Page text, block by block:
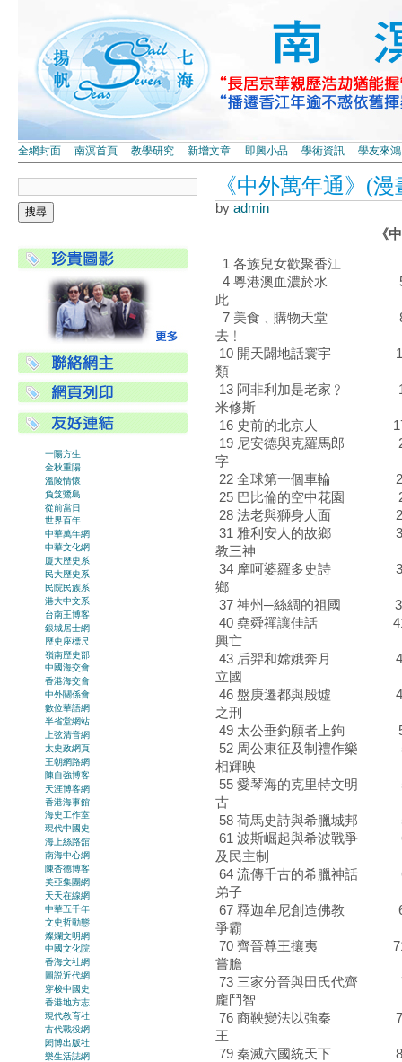
全網封面 南溟首頁 教學研究 新增文章 即興小品 學術資訊 學友來鴻
《中外萬年通》(
by admin
《中
1 各族兒女歡聚香江
4 粵港澳血濃於水 5
此
7 美食﹑購物天堂 8
去﹗
10 開天闢地話寰宇 11
類
13 阿非利加是老家﹖
米修斯
16 史前的北京人 17
19 尼安德與克羅馬郎 20
字
22 全球第一個車輪 23
25 巴比倫的空中花園
28 法老與獅身人面 29
31 雅利安人的故鄉 32
教三神
34 摩呵婆羅多史詩 35
鄉
37 神州─絲綢的祖國
40 堯舜禪讓佳話 41
興亡
43 后羿和嫦娥奔月
立國
46 盤庚遷都與殷墟 47
之刑
49 太公垂釣願者上鉤
52 周公東征及制禮作樂
相輝映
55 愛琴海的克里特文明
古
58 荷馬史詩與希臘城邦
61 波斯崛起與希波戰爭
及民主制
64 流傳千古的希臘神話
弟子
67 釋迦牟尼創造佛教 68
爭霸
70 齊晉尊王攘夷 71
嘗膽
73 三家分晉與田氏代齊
龐鬥智
76 商鞅變法以強秦 77
王
79 秦滅六國統天下 80
一陽方生
金秋重陽
溫陵情懷
負笈鷺島
從前當日
世界百年
中華萬年網
中華文化網
廈大歷史系
民大歷史系
民院民族系
港大中文系
台南王博客
銀城居士網
歷史座標尺
嶺南歷史部
中國海交會
香港海交會
中外關係會
數位華語網
半省堂網站
上弦清音網
太史政網頁
王朝網路網
陳自強博客
天涯博客網
香港海事館
海史工作室
現代中國史
海上絲路舘
南海中心網
陳杏德博客
美亞集團網
天天在線網
中華五千年
文史哲動態
燦爛文明網
中國文化院
香海文社網
圖説近代網
穿梭中國史
香港地方志
現代教育社
古代戰役網
閎博出版社
樂生活誌網